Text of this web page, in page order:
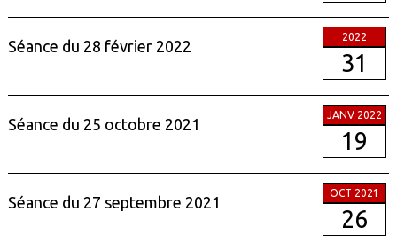
Séance du 28 février 2022
2022
31
Séance du 25 octobre 2021
JANV 2022
19
Séance du 27 septembre 2021
OCT 2021
26